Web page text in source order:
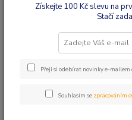
Muži Pánská pyžama
Pánské
Upřesnit
Získejte 100 Kč slevu na
Stačí
Přeji si odebírat novinky e-mailem
Souhlasím se zpracováním